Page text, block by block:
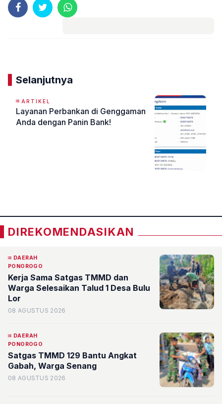
Selanjutnya
ARTIKEL
Layanan Perbankan di Genggaman
Anda dengan Panin Bank!
DIREKOMENDASIKAN
DAERAH
PONOROGO
Kerja Sama Satgas TMMD dan
Warga Selesaikan Talud 1 Desa Bulu
Lor
08 AGUSTUS 2026
DAERAH
PONOROGO
Satgas TMMD 129 Bantu Angkat
Gabah, Warga Senang
08 AGUSTUS 2026